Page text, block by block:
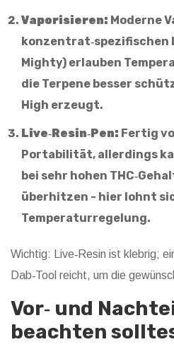
Vaporisieren: Moderne
konzentrat‑spezifischen
Mighty) erlauben
die Terpene besser
High erzeugt.
Live‑Resin‑Pen: Fertig
Portabilität, allerdings
bei sehr hohen
überhitzen - hier lohnt
Temperaturregelung.
Wichtig: Live‑Resin ist klebrig;
Dab‑Tool reicht, um die
Vor‑ und
beachten